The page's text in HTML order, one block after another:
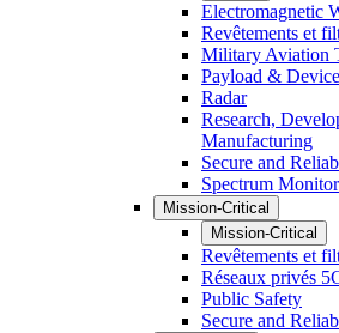
Electromagnetic
Revêtements et
Military Aviation
Payload &
Radar
Research,
Manufacturing
Secure and
Spectrum
Mission-Critical
Mission-Critical
Revêtements et
Réseaux privés
Public Safety
Secure and